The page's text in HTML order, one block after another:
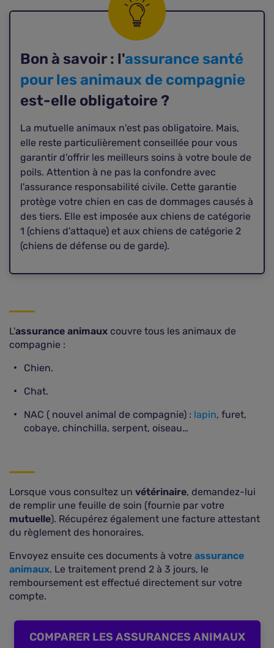
Bon à savoir : l'assurance santé
pour les animaux de compagnie
est-elle obligatoire ?
La mutuelle animaux n'est pas obligatoire. Mais,
elle reste particulièrement conseillée pour vous
garantir d'offrir les meilleurs soins à votre boule de
poils. Attention à ne pas la confondre avec
l'assurance responsabilité civile. Cette garantie
protège votre chien en cas de dommages causés à
des tiers. Elle est imposée aux chiens de catégorie
1 (chiens d'attaque) et aux chiens de catégorie 2
(chiens de défense ou de garde).
L'assurance animaux couvre tous les animaux de
compagnie :
Chien.
Chat.
NAC ( nouvel animal de compagnie) : lapin, furet,
cobaye, chinchilla, serpent, oiseau…
Lorsque vous consultez un vétérinaire, demandez-lui
de remplir une feuille de soin (fournie par votre
mutuelle). Récupérez également une facture attestant
du règlement des honoraires.
Envoyez ensuite ces documents à votre assurance
animaux. Le traitement prend 2 à 3 jours, le
remboursement est effectué directement sur votre
compte.
COMPARER LES ASSURANCES ANIMAUX